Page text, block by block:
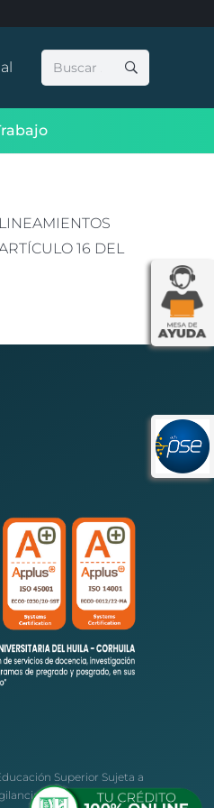
Buscar:
16 DEL
Superior Sujeta a
por el Ministerio de